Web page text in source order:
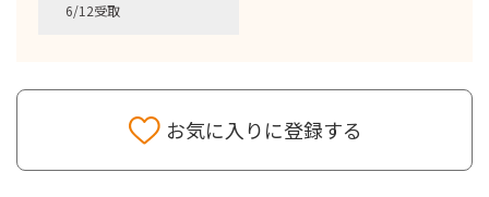
6/12受取
お気に入りに登録する